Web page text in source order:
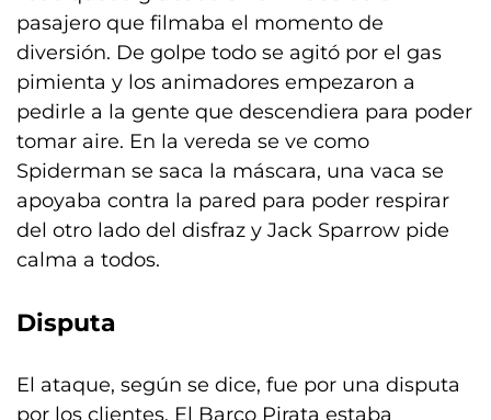
pasajero que filmaba el momento de
diversión. De golpe todo se agitó por el gas
pimienta y los animadores empezaron a
pedirle a la gente que descendiera para poder
tomar aire. En la vereda se ve como
Spiderman se saca la máscara, una vaca se
apoyaba contra la pared para poder respirar
del otro lado del disfraz y Jack Sparrow pide
calma a todos.
Disputa
El ataque, según se dice, fue por una disputa
por los clientes. El Barco Pirata estaba